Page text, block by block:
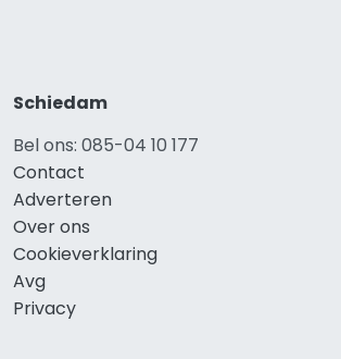
Schiedam
Bel ons: 085-04 10 177
Contact
Adverteren
Over ons
Cookieverklaring
Avg
Privacy